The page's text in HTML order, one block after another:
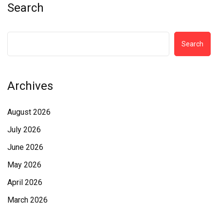
Search
Search
Archives
August 2026
July 2026
June 2026
May 2026
April 2026
March 2026